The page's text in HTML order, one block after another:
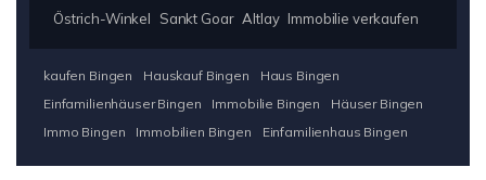
Östrich-Winkel
Sankt Goar Altlay Immobilie verkaufen
kaufen Bingen Hauskauf Bingen
Haus Bingen
Einfamilienhäuser Bingen
Immobilie Bingen
Häuser Bingen
Immo Bingen
Immobilien Bingen Einfamilienhaus Bingen